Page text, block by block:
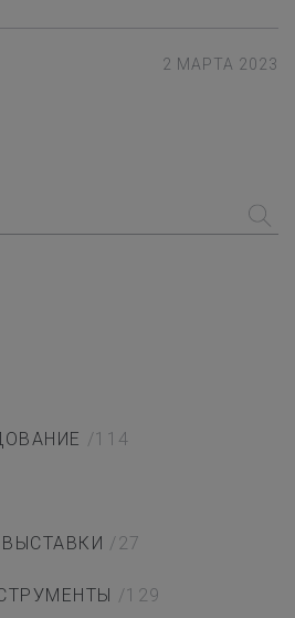
2 МАРТА 2023
/114
/27
/129